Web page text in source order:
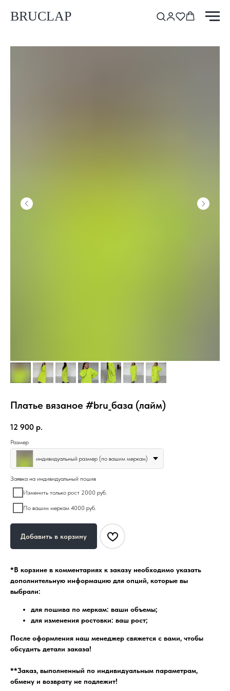
BRUCLAP
Платье вязаное #bru_база (лайм)
12 900 р.
Размер
индивидуальный размер (по вашим меркам)
Заявка на индивидуальный пошив
Изменить только рост 2000 руб.
По вашим меркам 4000 руб.
Добавить в корзину
*В корзине в комментариях к заказу необходимо указать
дополнительную информацию для опций, которые вы
выбрали:
для пошива по меркам: ваши объемы;
для изменения ростовки: ваш рост;
После оформления наш менеджер свяжется с вами, чтобы
обсудить детали заказа!
**Заказ, выполненный по индивидуальным параметрам,
обмену и возврату не подлежит!